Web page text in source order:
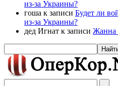
из-за Украины?
гоша к записи Будет ли
из-за Украины?
дед Игнат к записи Жанна